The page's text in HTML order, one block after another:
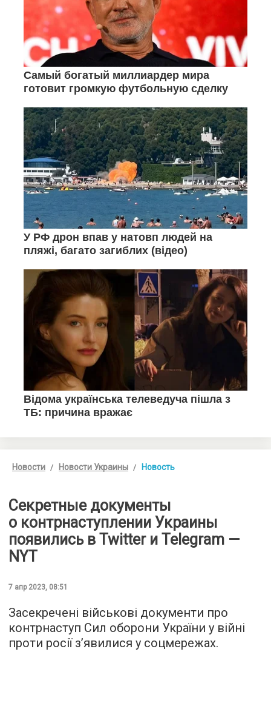
Новости Новости Украины Новость
Секретные документы
о контрнаступлении Украины
появились в Twitter и Telegram —
NYT
7 апр 2023, 08:51
Засекречені військові документи про
контрнаступ Сил оборони України у війні
проти росії з’явилися у соцмережах.